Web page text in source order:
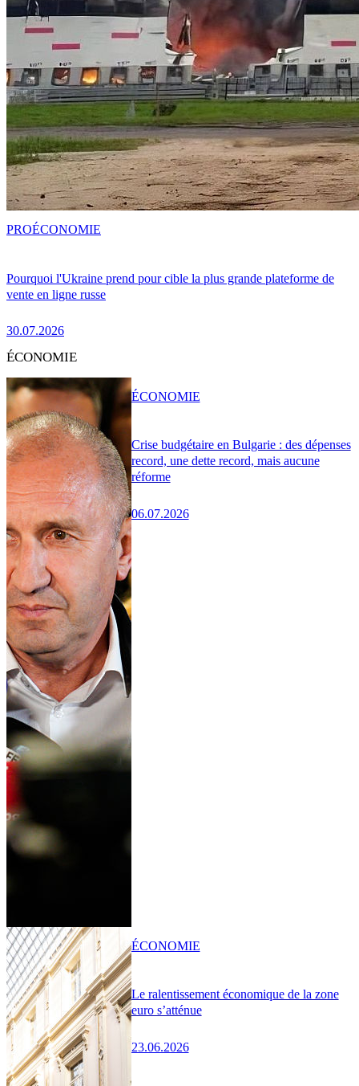
Pourquoi l'Ukraine prend pour cible la plus grande plateforme de
vente en ligne russe
30.07.2026
PROÉCONOMIE
ÉCONOMIE
Crise budgétaire en Bulgarie : des dépenses
record, une dette record, mais aucune
réforme
06.07.2026
ÉCONOMIE
Le ralentissement économique de la zone
euro s’atténue
23.06.2026
ÉCONOMIE